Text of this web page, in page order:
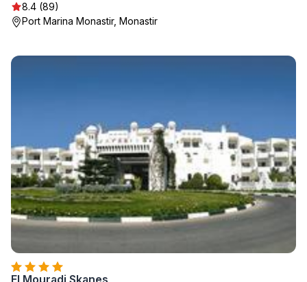
8.4 (89)
Port Marina Monastir, Monastir
El Mouradi Skanes